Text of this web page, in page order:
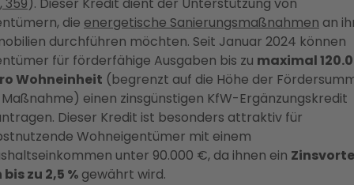
359). Dieser Kredit dient der Unterstützung von
die energetische Sanierungsmaßnahmen an
durchführen möchten. Seit Januar 2024 können
für förderfähige Ausgaben bis zu maximal
Wohneinheit (begrenzt auf die Höhe der
einen zinsgünstigen KfW-Ergänzungskredit
Dieser Kredit ist besonders attraktiv für
Wohneigentümer mit einem
unter 90.000 €, da ihnen ein
zu 2,5 % gewährt wird.